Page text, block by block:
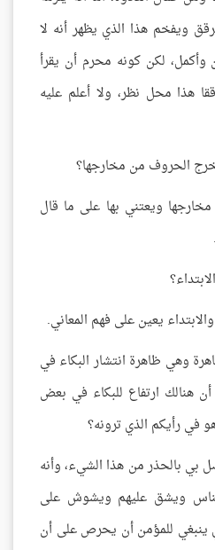
ويفخم هذا الذي يظهر أنه لا
لكن كونه محرم أن يقرأ
هذا محل نظر، ولا أعلم عليه
الحروف من مخارجها؟
ويعتني بها على ما قال
يعين على فهم المعاني.
وهي ظاهرة انتشار البكاء في
هنالك ارتفاع للبكاء في بعض
في رأيكم الذي ترونه؟
بالحذر من هذا الشيء، وأنه
ويشق عليهم ويشوش على
ينبغي للمؤمن أن يحرص على أن